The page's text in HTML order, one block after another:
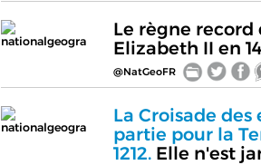
nationalgeogra
Le règne record
Elizabeth II en
@NatGeoFR
nationalgeogra
La Croisade des
partie pour la
1212.Elle n'est